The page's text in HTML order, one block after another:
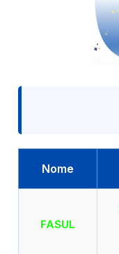
Nome
FASUL